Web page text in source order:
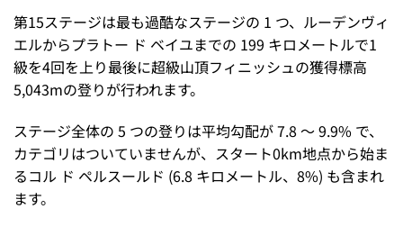
第15ステージは最も過酷なステージの 1 つ、ルーデンヴィ
エルからプラトー ド ベイユまでの 199 キロメートルで1
級を4回を上り最後に超級山頂フィニッシュの獲得標高
5,043mの登りが行われます。
ステージ全体の 5 つの登りは平均勾配が 7.8 ～ 9.9% で、
カテゴリはついていませんが、スタート0km地点から始ま
るコル ド ペルスールド (6.8 キロメートル、8%) も含まれ
ます。